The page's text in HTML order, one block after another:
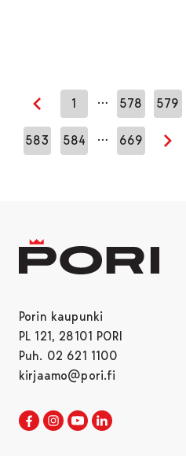
Edellinen sivu
1 … 578 579
583 584 … 669
Porin kaupunki
PL 121, 28101 PORI
Puh. 02 621 1100
kirjaamo@pori.fi
Porin kaupunki
Avautuu uudessa
Porin kaupunki
Avautuu uudessa
Porin kaupunki
Avautuu uudessa